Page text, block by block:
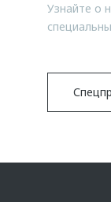
Узнайте о